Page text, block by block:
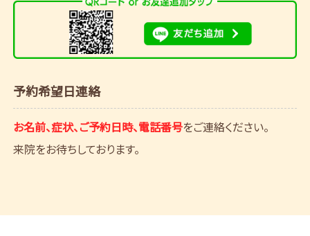
予約希望日連絡
お名前、症状、ご予約日時、電話番号をご連絡ください。
来院をお待ちしております。